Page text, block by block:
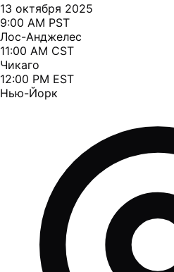
13 октября 2025
9:00 AM PST
Лос-Анджелес
11:00 AM CST
Чикаго
12:00 PM EST
Нью-Йорк